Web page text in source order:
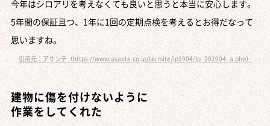
今年はシロアリを考えなくても良いと思うと本当に安心します。
5年間の保証且つ、1年に1回の定期点検を考えるとお得だなって
思いますね。
引用元：アサンテ（https://www.asante.co.jp/termite/lp1904/lp_201904_a.php）
建物に傷を付けないように
作業をしてくれた